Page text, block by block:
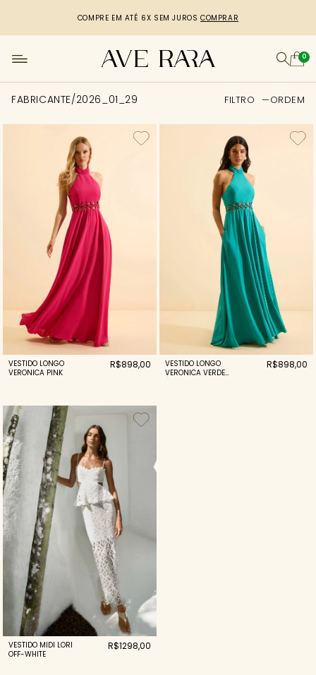
COMPRE EM ATÉ 6X SEM JUROS COMPRAR
0
FILTRO
Comprimento
Tamanho
Cor
Categoria
Preço
FABRICANTE/2026_01_29 FILTRO ORDEM
VESTIDO LONGO
VERONICA PINK
R$898,00
VESTIDO LONGO
VERONICA VERDE
R$898,00
VESTIDO MIDI LORI
OFF-WHITE
R$1298,00